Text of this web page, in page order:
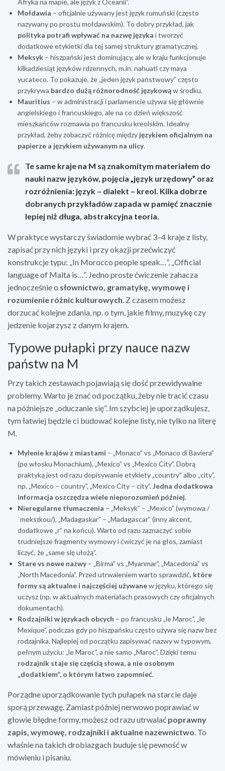
Mołdawia – oficjalnie używany jest język rumuński (często
nazywany po prostu mołdawskim). To dobry przykład, jak
polityka potrafi wpływać na nazwę języka i tworzyć
dodatkowe etykietki dla tej samej struktury gramatycznej.
Meksyk – hiszpański jest dominujący, ale w kraju funkcjonuje
kilkadziesiąt języków rdzennych, m.in. nahuatl czy maya
yucateco. To pokazuje, że „jeden język państwowy” często
przykrywa bardzo dużą różnorodność językowąw środku.
Mauritius – w administracji i parlamencie używa się głównie
angielskiego i francuskiego, ale na co dzień większość
mieszkańców rozmawia po francusku kreolskim. Idealny
przykład, żeby zobaczyć różnicę między językiem oficjalnym na
papierze a językiem używanym na ulicy.
Te same kraje na M są znakomitym materiałem do
nauki nazw języków, pojęcia „język urzędowy” oraz
rozróżnienia: język – dialekt – kreol. Kilka dobrze
dobranych przykładów zapada w pamięć znacznie
lepiej niż długa, abstrakcyjna teoria.
W praktyce wystarczy świadomie wybrać 3–4 kraje z listy,
zapisać przy nich języki i przy okazji przećwiczyć
konstrukcje typu: „In Morocco people speak…”, „Official
language of Malta is…”. Jedno proste ćwiczenie zahacza
jednocześnie o słownictwo, gramatykę, wymowę i
rozumienie różnic kulturowych . Z czasem możesz
dorzucać kolejne zdania, np. o tym, jakie filmy, muzykę czy
jedzenie kojarzysz z danym krajem.
Typowe pułapki przy nauce nazw
państw na M
Przy takich zestawach pojawiają się dość przewidywalne
problemy. Warto je znać od początku, żeby nie tracić czasu
na późniejsze „oduczanie się”. Im szybciej je uporządkujesz,
tym łatwiej będzie ci budować kolejne listy, nie tylko na literę
M.
Mylenie krajów z miastami – „Monaco” vs „Monaco di Baviera”
(po włosku Monachium), „Mexico” vs „Mexico City”. Dobrą
praktyką jest od razu dopisywanie etykiety „country” albo „city”,
np. „Mexico – country”, „Mexico City – city”.Jedna dodatkowa
informacja oszczędza wiele nieporozumień później.
Nieregularne tłumaczenia – „Meksyk” – „Mexico” (wymowa /
ˈmeksɪkoʊ/), „Madagaskar” – „Madagascar” (inny akcent,
dodatkowe „r” na końcu). Warto od razu zaznaczyć sobie
trudniejsze fragmenty wymowy i ćwiczyć je na głos, zamiast
liczyć, że „same się ułożą”.
Stare vs nowe nazwy– „Birma” vs „Myanmar”, „Macedonia” vs
„North Macedonia”. Przed utrwaleniem warto sprawdzić, które
formy są aktualne i najczęściej używanew języku, którego się
uczysz (np. w aktualnych materiałach prasowych czy oficjalnych
dokumentach).
Rodzajniki w językach obcych – po francusku „le Maroc”, „le
Mexique”, podczas gdy po hiszpańsku często używa się nazw bez
rodzajnika. Najlepiej od początku zapisywać nazwy w typowym,
pełnym użyciu: „le Maroc”, a nie samo „Maroc”. Dzięki temu
rodzajnik staje się częścią słowa, a nie osobnym
„dodatkiem”, o którym łatwo zapomnieć.
Porządne uporządkowanie tych pułapek na starcie daje
sporą przewagę. Zamiast później nerwowo poprawiać w
głowie błędne formy, możesz od razu utrwalać poprawny
zapis, wymowę, rodzajniki i aktualne nazewnictwo . To
właśnie na takich drobiazgach buduje się pewność w
mówieniu i pisaniu.